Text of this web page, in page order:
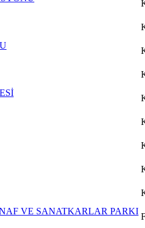
VE SANATKARLAR PARKI